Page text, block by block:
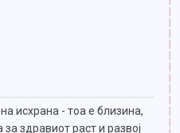
исхрана - тоа е близина,
здравиот раст и развој